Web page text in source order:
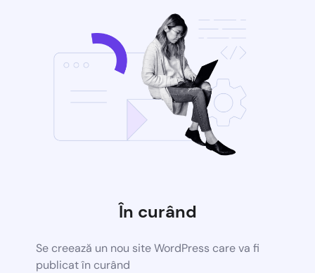
În curând
Se creează un nou site WordPress care va fi
publicat în curând